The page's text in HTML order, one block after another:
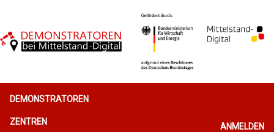
Hauptnavigation
DEMONSTRATOREN
ZENTREN
ANMELDEN